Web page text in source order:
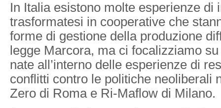
In Italia esistono molte esperienze di
trasformatesi in cooperative che
forme di gestione della produzione
legge Marcora, ma ci focalizziamo
nate all’interno delle esperienze di
conflitti contro le politiche neoliberali
Zero di Roma e Ri-Maflow di Milano.